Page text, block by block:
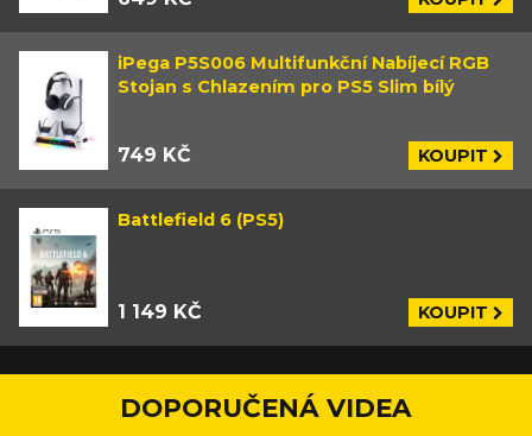
iPega P5S006 Multifunkční Nabíjecí RGB
Stojan s Chlazením pro PS5 Slim bílý
749 KČ KOUPIT
Battlefield 6 (PS5)
1 149 KČ KOUPIT
DOPORUČENÁ VIDEA